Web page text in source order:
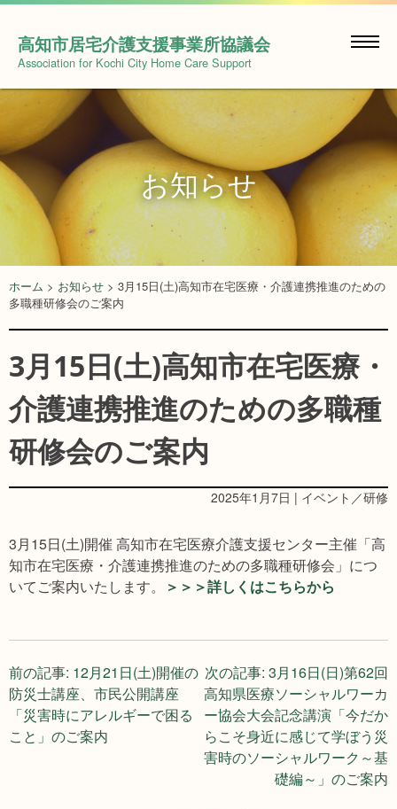
Skip
content
高知市居宅介護支援事業所協議会
Association for Kochi City Home Care Support
お知らせ
ホーム > お知らせ > 3月15日(土)高知市在宅医療・介護連携推進のための
多職種研修会のご案内
3月15日(土)高知市在宅医療・
介護連携推進のための多職種
研修会のご案内
2025年1月7日 | イベント／研修
3月15日(土)開催 高知市在宅医療介護支援センター主催「高
知市在宅医療・介護連携推進のための多職種研修会」につ
いてご案内いたします。
＞＞＞詳しくはこちらから
投
稿
ナ
前の記事: 12月21日(土)開催の
防災士講座、市民公開講座
「災害時にアレルギーで困る
こと」のご案内
次の記事: 3月16日(日)第62回
高知県医療ソーシャルワーカ
ー協会大会記念講演「今だか
らこそ身近に感じて学ぼう災
害時のソーシャルワーク～基
礎編～」のご案内